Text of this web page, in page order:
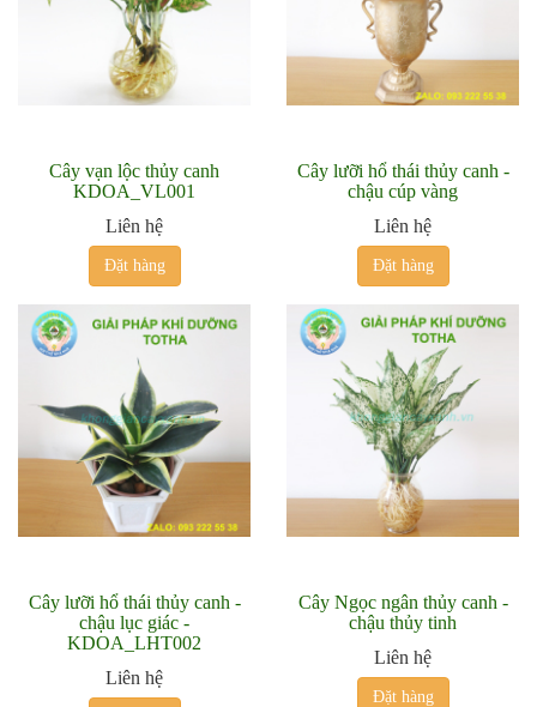
Cây vạn lộc thủy canh
KDOA_VL001
Liên hệ
Đặt hàng
Cây lưỡi hổ thái thủy canh -
chậu cúp vàng
Liên hệ
Đặt hàng
Cây lưỡi hổ thái thủy canh -
chậu lục giác -
KDOA_LHT002
Liên hệ
Cây Ngọc ngân thủy canh -
chậu thủy tinh
Liên hệ
Đặt hàng